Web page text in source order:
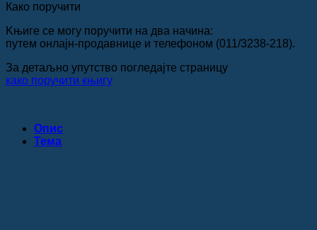
Како поручити
Kњиге се могу поручити на два начина:
путем онлајн-продавнице и телефоном (011/3238-218).
За детаљно упутство погледајте страницу
како поручити књигу
Опис
Teма